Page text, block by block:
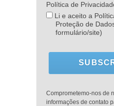
Política de
Li e aceito a
Proteção de
formulário/site)
Comprometemo-nos de
informações de contato